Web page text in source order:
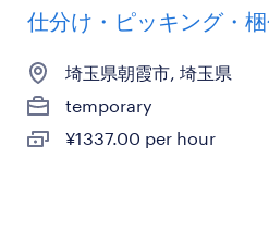
仕分け・ピッキング・
埼玉県朝霞市, 埼玉県
temporary
¥1337.00 per hour